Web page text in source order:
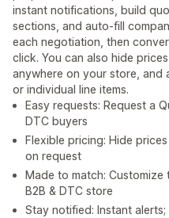
instant notifications, build
sections, and auto-fill
each negotiation, then
click. You can also hide
anywhere on your store,
or individual line items.
Easy requests: Request a
DTC buyers
Flexible pricing: Hide
on request
Made to match:
B2B & DTC store
Stay notified: Instant